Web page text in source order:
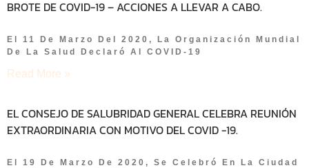
BROTE DE COVID-19 – ACCIONES A LLEVAR A CABO.
El 11 De Marzo Del 2020, La Organización Mundial
De La Salud Declaró Al COVID-19
Read More »
EL CONSEJO DE SALUBRIDAD GENERAL CELEBRA REUNIÓN
EXTRAORDINARIA CON MOTIVO DEL COVID -19.
El 19 De Marzo De 2020, Se Celebró En La Ciudad